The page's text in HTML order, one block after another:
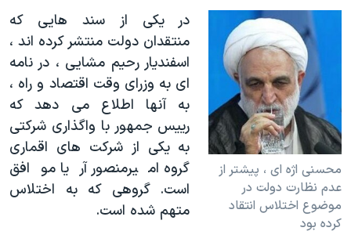
محسنی اژه ای ، پیشتر از
عدم نظارت دولت در
موضوع اختلاس انتقاد
کرده بود
در یکی از سند هایی که
منتقدان دولت منتشر کرده اند ،
اسفندیار رحیم مشایی ، در نامه
ای به وزرای وقت اقتصاد و راه ،
به آنها اطلاع می دهد که
رییس جمهور با واگذاری شرکتی
به یکی از شرکت های اقماری
گروه امیرمنصور آریا موافق
است. گروهی که به اختلاس
متهم شده است.